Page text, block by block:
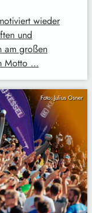
wieder
und
am großen
Motto …
Foto: Julius Osner